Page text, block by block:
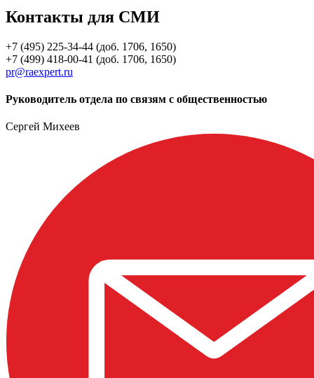
Контакты для СМИ
+7 (495) 225-34-44 (доб. 1706, 1650)
+7 (499) 418-00-41 (доб. 1706, 1650)
pr@raexpert.ru
Руководитель отдела по связям с общественностью
Сергей Михеев